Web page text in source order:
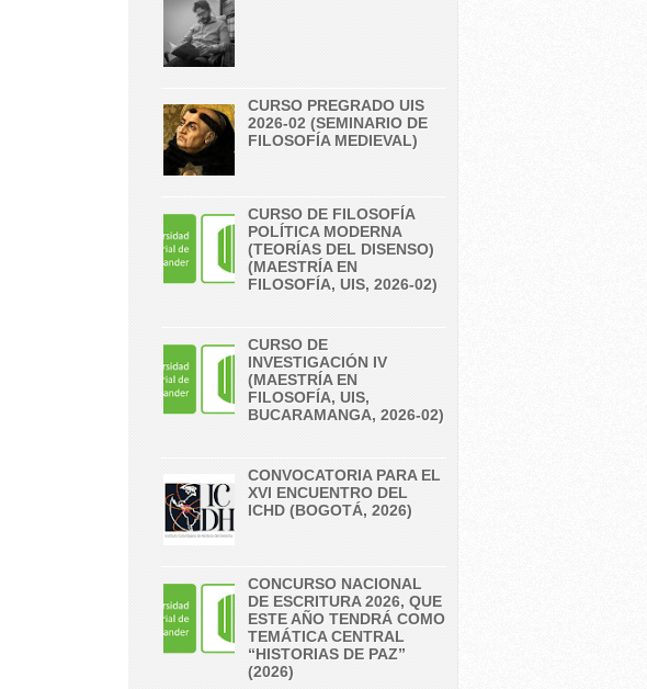
CURSO PREGRADO UIS
2026-02 (SEMINARIO DE
FILOSOFÍA MEDIEVAL)
CURSO DE FILOSOFÍA
POLÍTICA MODERNA
(TEORÍAS DEL DISENSO)
(MAESTRÍA EN
FILOSOFÍA, UIS, 2026-02)
CURSO DE
INVESTIGACIÓN IV
(MAESTRÍA EN
FILOSOFÍA, UIS,
BUCARAMANGA, 2026-02)
CONVOCATORIA PARA EL
XVI ENCUENTRO DEL
ICHD (BOGOTÁ, 2026)
CONCURSO NACIONAL
DE ESCRITURA 2026, QUE
ESTE AÑO TENDRÁ COMO
TEMÁTICA CENTRAL
“HISTORIAS DE PAZ”
(2026)